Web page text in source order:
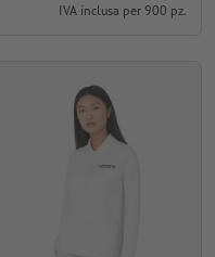
IVA inclusa per 900 pz.